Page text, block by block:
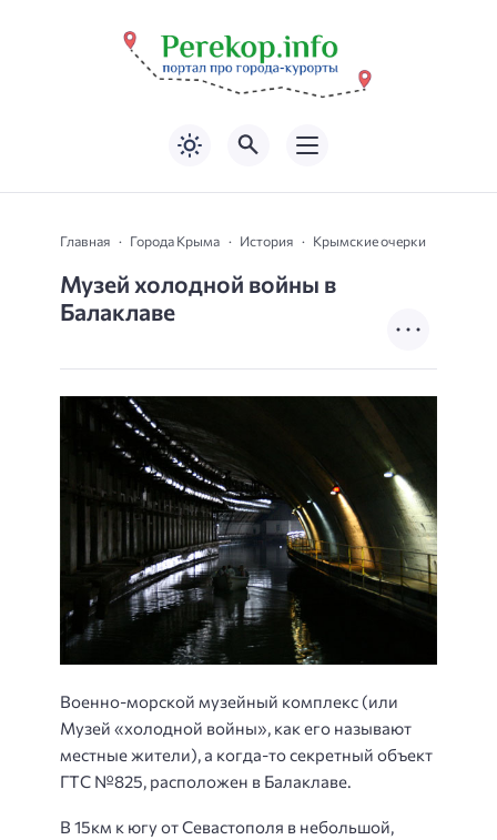
Главная Города Крыма История Крымские очерки
Музей холодной войны в
Балаклаве
Военно-морской музейный комплекс (или
Музей «холодной войны», как его называют
местные жители), а когда-то секретный объект
ГТС №825, расположен в Балаклаве.
В 15км к югу от Севастополя в небольшой,